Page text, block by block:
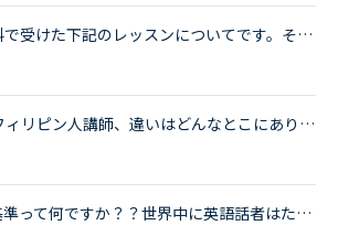
昨夜、私が予約無料で受けた下記のレッスンについてです。その講師はレッスンの進め方が威圧的と言うか命令形で、ネイティブキャンプでは珍しいタイプの講師でした(少なくとも私は他にお目にかかったことがないで...
ネイティブ講師VSフィリピン人講師、違いはどんなとこにありますか？いつもはフィリピン人講師を予約して週3-4回受けています。アメリカ人の友達からフィリピン人講師にお金を使うならネイティブ講師を予約して正...
ネイティブ講師の基準って何ですか？？世界中に英語話者はたくさんいて、それぞれの地域で色々な言い回しや発音があるとは思いますが、ネイティブキャンプでの「ネイティブ講師」の基準ってあるのでしょうか？先...